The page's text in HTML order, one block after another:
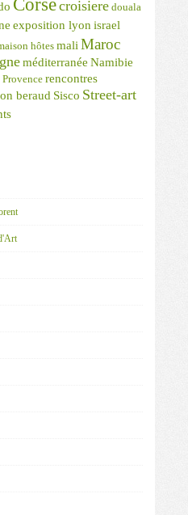
Corsecroisiere douala
exposition lyon israel
hôtes mali Maroc
méditerranée Namibie
Provence rencontres
beraud Sisco Street-art